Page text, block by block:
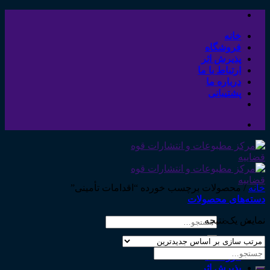
Skip
contentخانه
فروشگاه
پذیرش اثر
ارتباط با ما
درباره ما
پشتیبانی
جستجو
خانه
فروشگاه
پذیرش اثر
خانه /محصولات برچسب خورده “اقدامات تأمینی”
دسته‌های محصولات
نمایش یک نتیجه
جستجو